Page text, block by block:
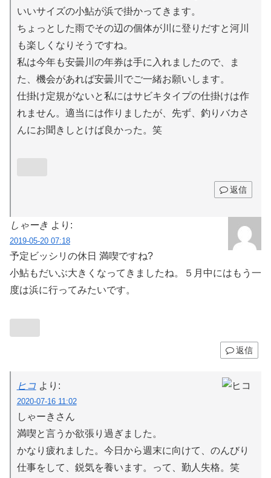
いいサイズの小鮎が浜で掛かってきます。
ちょっとした雨でその辺の個体が川に登りだすと河川
も楽しくなりそうですね。
私は今年も安曇川の年券は手に入れましたので、ま
た、機会があれば安曇川でご一緒お願いします。
仕掛け定規がないと私にはサビキタイプの仕掛けは作
れません。適当には作りましたが、先ず、釣りバカさ
んにお聞きしとけば良かった。笑
返信
しゃーき より:
2019-05-20 07:18
予定ビッシリの休日 満喫ですね?
小鮎もだいぶ大きくなってきましたね。５月中にはもう一
度は浜に行ってみたいです。
返信
ヒコ より:
2020-07-16 11:02
しゃーきさん
満喫と言うか欲張り過ぎました。
かなり疲れました。今日から週末に向けて、のんびり
仕事をして、鋭気を養います。って、勤人失格。笑